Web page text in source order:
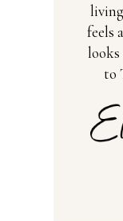
feels
looks
to